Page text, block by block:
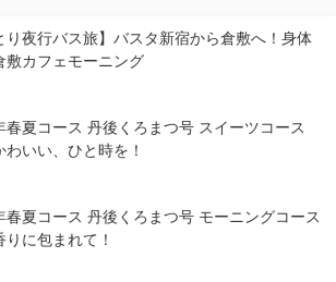
り夜行バス旅】バスタ新宿から倉敷へ！身体
敷カフェモーニング
春夏コース 丹後くろまつ号 スイーツコース
わいい、ひと時を！
春夏コース 丹後くろまつ号 モーニングコース
りに包まれて！